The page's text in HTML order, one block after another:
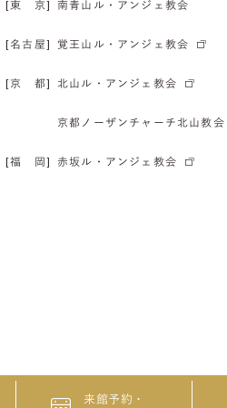
[東 京] 南青山ル・アンジェ教会
[名古屋] 覚王山ル・アンジェ教会
[京 都] 北山ル・アンジェ教会
京都ノーザンチャーチ北山教会
[福 岡] 赤坂ル・アンジェ教会
来館予約・